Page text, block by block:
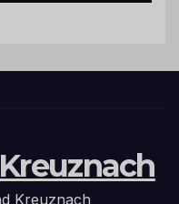
Kreuznach